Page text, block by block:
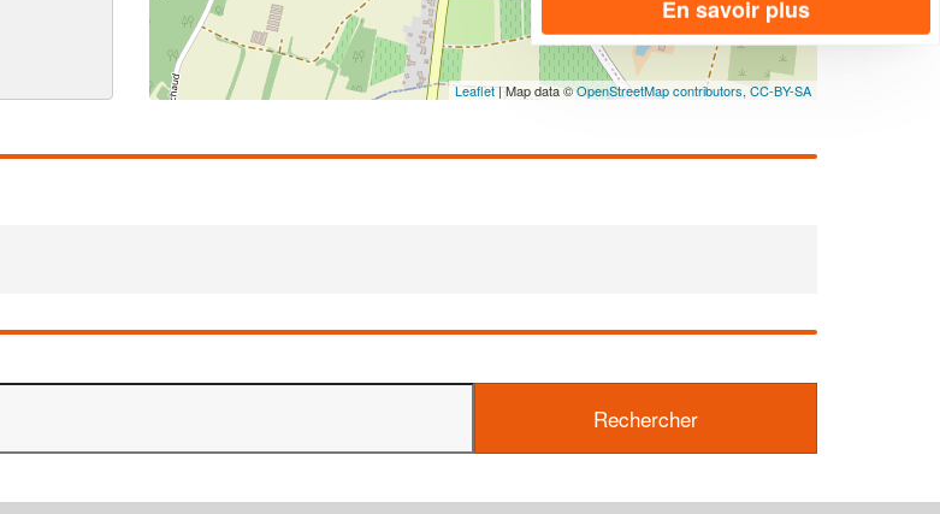
Leaflet | Map data ©OpenStreetMap contributors, CC-BY-SA
En savoir plus